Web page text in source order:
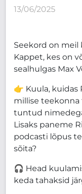
13/06/2025
Seekord on meil
Kappet, kes on
sealhulgas Max
👉 Kuula, kuidas
millise teekonna
tuntud
Lisaks paneme
podcasti lõpus
sõita?
🎧 Head
keda tahaksid